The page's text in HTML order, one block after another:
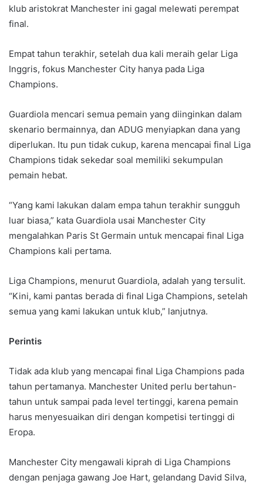
klub aristokrat Manchester ini gagal melewati perempat
final.
Empat tahun terakhir, setelah dua kali meraih gelar Liga
Inggris, fokus Manchester City hanya pada Liga
Champions.
Guardiola mencari semua pemain yang diinginkan dalam
skenario bermainnya, dan ADUG menyiapkan dana yang
diperlukan. Itu pun tidak cukup, karena mencapai final Liga
Champions tidak sekedar soal memiliki sekumpulan
pemain hebat.
“Yang kami lakukan dalam empa tahun terakhir sungguh
luar biasa,” kata Guardiola usai Manchester City
mengalahkan Paris St Germain untuk mencapai final Liga
Champions kali pertama.
Liga Champions, menurut Guardiola, adalah yang tersulit.
“Kini, kami pantas berada di final Liga Champions, setelah
semua yang kami lakukan untuk klub,” lanjutnya.
Perintis
Tidak ada klub yang mencapai final Liga Champions pada
tahun pertamanya. Manchester United perlu bertahun-
tahun untuk sampai pada level tertinggi, karena pemain
harus menyesuaikan diri dengan kompetisi tertinggi di
Eropa.
Manchester City mengawali kiprah di Liga Champions
dengan penjaga gawang Joe Hart, gelandang David Silva,